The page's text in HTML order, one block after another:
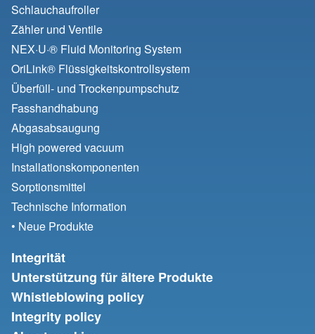
Schlauchaufroller
Zähler und Ventile
NEX·U·® Fluid Monitoring System
OriLink® Flüssigkeitskontrollsystem
Überfüll- und Trockenpumpschutz
Fasshandhabung
Abgasabsaugung
High powered vacuum
Installationskomponenten
Sorptionsmittel
Technische Information
• Neue Produkte
Integrität
Unterstützung für ältere Produkte
Whistleblowing policy
Integrity policy